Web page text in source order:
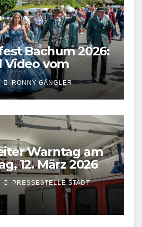
Bachum 2026:
Video vom
Bachum jetzt
RONNY GÄNGLER
Warntag am
12. März 2026
PRESSESTELLE STADT